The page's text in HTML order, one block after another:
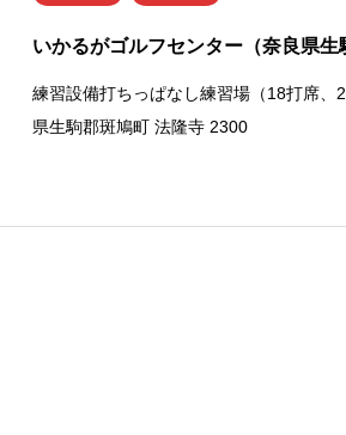
いかるがゴルフセンター（奈良県生
練習設備打ちっぱなし練習場（18打席、
県生駒郡斑鳩町 法隆寺 2300